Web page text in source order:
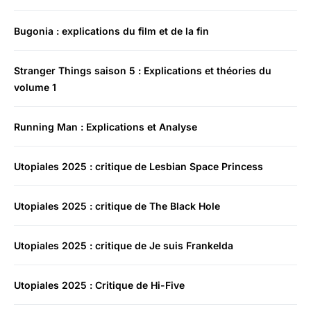
Bugonia : explications du film et de la fin
Stranger Things saison 5 : Explications et théories du
volume 1
Running Man : Explications et Analyse
Utopiales 2025 : critique de Lesbian Space Princess
Utopiales 2025 : critique de The Black Hole
Utopiales 2025 : critique de Je suis Frankelda
Utopiales 2025 : Critique de Hi-Five